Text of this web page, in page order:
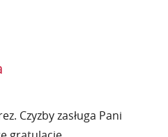
Czyzby zasługa Pani